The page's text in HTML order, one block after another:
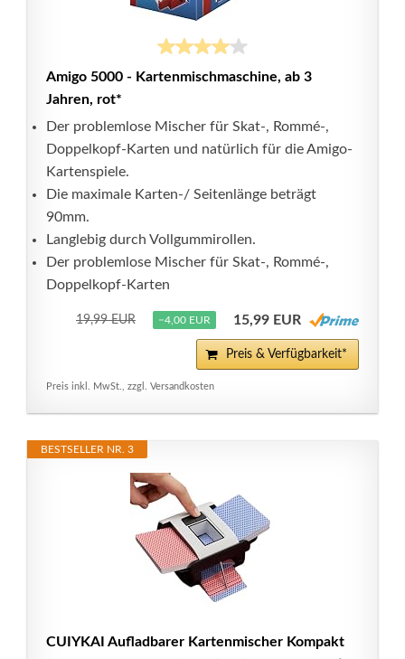
Amigo 5000 - Kartenmischmaschine, ab 3
Jahren, rot*
Der problemlose Mischer für Skat-, Rommé-,
Doppelkopf-Karten und natürlich für die Amigo-
Kartenspiele.
Die maximale Karten-/ Seitenlänge beträgt
90mm.
Langlebig durch Vollgummirollen.
Der problemlose Mischer für Skat-, Rommé-,
Doppelkopf-Karten
19,99 EUR −4,00 EUR 15,99 EUR
Preis & Verfügbarkeit*
Preis inkl. MwSt., zzgl. Versandkosten
BESTSELLER NR. 3
CUIYKAI Aufladbarer Kartenmischer Kompakt